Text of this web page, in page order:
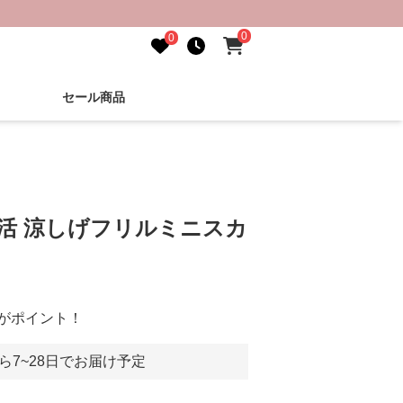
0 0
セール商品
涼しげフリルミニスカ
ポイント！
7~28日でお届け予定